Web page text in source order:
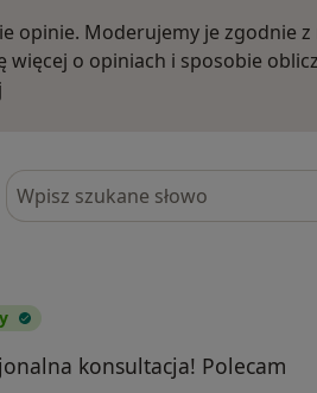
opinie. Moderujemy je zgodnie z
więcej o opiniach i sposobie
Szukaj w opiniach
konsultacja! Polecam